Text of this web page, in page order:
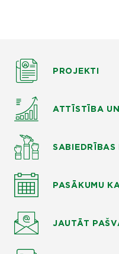
PROJEKTI
ATTĪSTĪBA
PASĀKUMU
JAUTĀT